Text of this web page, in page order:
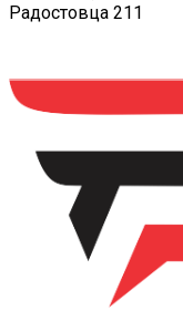
Радостовца 211